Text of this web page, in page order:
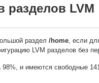
разделов LVM
раздел /home, если
LVM разделов без
и имеются свободные